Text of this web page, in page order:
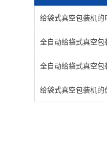
给袋式真空包装机的
全自动给袋式真空包
全自动给袋式真空包
给袋式真空包装机的